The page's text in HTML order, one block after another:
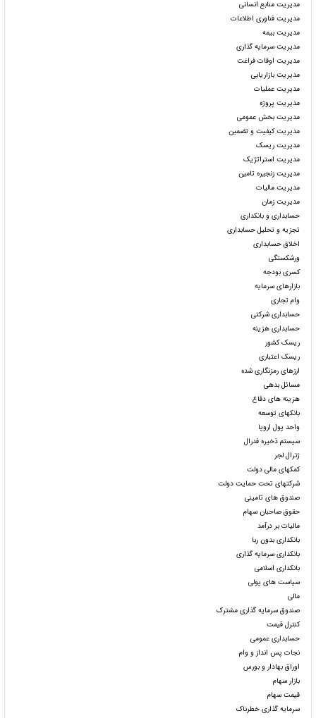
مدیریت منابع انسانی
مدیریت فناوری اطلاعات
مدیریت بیمه
مدیریت سرمایه گذاری
مدیریت اوقات فراغت
مدیریت بازاریابی
مدیریت عملیات
مدیریت پروژه
مدیریت بخش عمومی
مدیریت کیفیت و تضمین
مدیریت ریسک
مدیریت استراتژیک
مدیریت زنجیره تامین
مدیریت مالیات
مدیریت زمان
حسابداری و بانکداری
تجزیه و تحلیل حسابداری
اخلاق حسابداری
ورشکستگی
کسری بودجه
بازارهای سرمایه
وام تجاری
حسابداری شرکتی
حسابداری هزینه
ریسک کشور
ریسک اعتباری
ارزهای رمزنگاری شده
مسائل بدهی
هزینه های دفاع
بانکهای توسعه
واحد پول اروپا
سیستم ذخیره فدرال
ژنرال لجر
کمکهای مالی دولت
شرکتهای تحت حمایت دولت
صندوق های تامینی
حقوق صاحبان سهام
مالیات بر درآمد
بانکداری بدون ربا
بانکداری سرمایه گذاری
بانکداری اسلامی
سیاست های پولی
مالی
صندوق سرمایه گذاری مشترک
کنترل قیمت
حسابداری عمومی
نجات پس انداز و وام
اوراق بهادار و بورس
بازار سهام
قیمت سهام
سرمایه گذاری خطرناک